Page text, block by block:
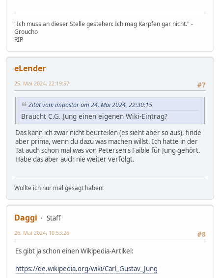
"Ich muss an dieser Stelle gestehen: Ich mag Karpfen gar nicht." -
Groucho
RIP
eLender
#7
25. Mai 2024, 22:19:57
Zitat von: impostor am 24. Mai 2024, 22:30:15
Braucht C.G. Jung einen eigenen Wiki-Eintrag?
Das kann ich zwar nicht beurteilen (es sieht aber so aus), finde
aber prima, wenn du dazu was machen willst. Ich hatte in der
Tat auch schon mal was von Petersen's Faible für Jung gehört.
Habe das aber auch nie weiter verfolgt.
Wollte ich nur mal gesagt haben!
Daggi
Staff
#8
26. Mai 2024, 10:53:26
Es gibt ja schon einen Wikipedia-Artikel:
https://de.wikipedia.org/wiki/Carl_Gustav_Jung